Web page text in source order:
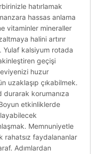
hatırlamak
hassas anlama
vitaminler mineraller
halini artırır
Yulaf kalsiyum rotada
geçişi
huzur
uzaklaşıp çıkabilmek.
durarak korumanıza
etkinliklerde
Memnuniyetle
rahatsız faydalananlar
Adımlardan